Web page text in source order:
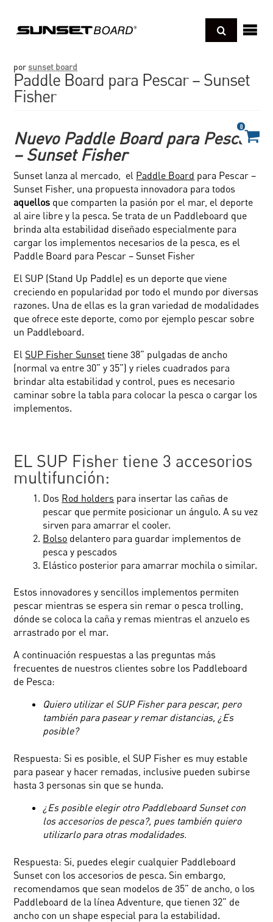
SCHOOL BOARD
todo
Regresar
pro
o Sledsy cuidados
porsunset board
Paddle Board para Pescar – Sunset
Fisher
Nuevo Paddle Board para Pescar
– Sunset Fisher
Sunset lanza al mercado, el Paddle Board para Pescar –
Sunset Fisher, una propuesta innovadora para todos
aquellos que comparten la pasión por el mar, el deporte
al aire libre y la pesca. Se trata de un Paddleboard que
brinda alta estabilidad diseñado especialmente para
cargar los implementos necesarios de la pesca, es el
Paddle Board para Pescar – Sunset Fisher
El SUP (Stand Up Paddle) es un deporte que viene
creciendo en popularidad por todo el mundo por diversas
razones. Una de ellas es la gran variedad de modalidades
que ofrece este deporte, como por ejemplo pescar sobre
un Paddleboard.
El SUP Fisher Sunset tiene 38” pulgadas de ancho
(normal va entre 30” y 35”) y rieles cuadrados para
brindar alta estabilidad y control, pues es necesario
caminar sobre la tabla para colocar la pesca o cargar los
implementos.
EL SUP Fisher tiene 3 accesorios
multifunción:
Dos Rod holders para insertar las cañas de
pescar que permite posicionar un ángulo. A su vez
sirven para amarrar el cooler.
Bolso delantero para guardar implementos de
pesca y pescados
Elástico posterior para amarrar mochila o similar.
Estos innovadores y sencillos implementos permiten
pescar mientras se espera sin remar o pesca trolling,
dónde se coloca la caña y remas mientras el anzuelo es
arrastrado por el mar.
A continuación respuestas a las preguntas más
frecuentes de nuestros clientes sobre los Paddleboard
de Pesca:
Quiero utilizar el SUP Fisher para pescar, pero
también para pasear y remar distancias, ¿Es
posible?
Respuesta: Si es posible, el SUP Fisher es muy estable
para pasear y hacer remadas, inclusive pueden subirse
hasta 3 personas sin que se hunda.
¿Es posible elegir otro Paddleboard Sunset con
los accesorios de pesca?, pues también quiero
utilizarlo para otras modalidades.
Respuesta: Si, puedes elegir cualquier Paddleboard
Sunset con los accesorios de pesca. Sin embargo,
recomendamos que sean modelos de 35” de ancho, o los
Paddleboard de la línea Adventure, que tienen 32” de
ancho con un shape especial para la estabilidad.
0